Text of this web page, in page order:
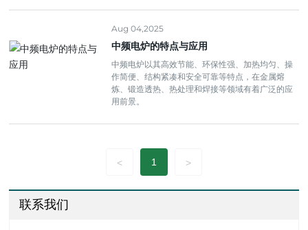
Aug 04,2025
中频电炉的特点与应用
中频电炉以其高效节能、环保性强、加热均匀、操
作简便、结构紧凑和安全可靠等特点，在金属熔
炼、锻造透热、热处理和焊接等领域有着广泛的应
用前景。
< 1 >
联系我们